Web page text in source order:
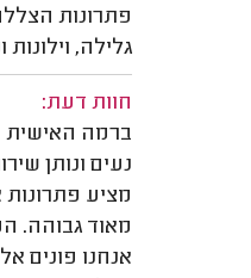
פתרונות
גלילה, וילונות
חוות דעת:
ברמה האישית
נעים ונותן
מציע פתרונות
מאוד גבוהה.
אנחנו פונים